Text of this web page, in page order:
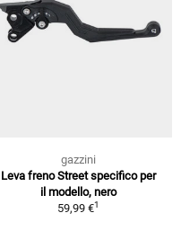
gazzini
Leva freno Street specifico per
il modello, nero
59,99 €1